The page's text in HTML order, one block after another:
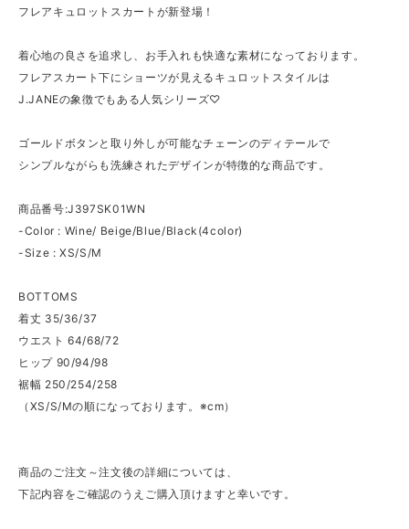
フレアキュロットスカートが新登場！
着心地の良さを追求し、お手入れも快適な素材になっております。
フレアスカート下にショーツが見えるキュロットスタイルは
J.JANEの象徴でもある人気シリーズ♡
ゴールドボタンと取り外しが可能なチェーンのディテールで
シンプルながらも洗練されたデザインが特徴的な商品です。
商品番号:J397SK01WN
-Color : Wine/ Beige/Blue/Black(4color)
-Size : XS/S/M
BOTTOMS
着丈 35/36/37
ウエスト 64/68/72
ヒップ 90/94/98
裾幅 250/254/258
（XS/S/Mの順になっております。※cm）
商品のご注文～注文後の詳細については、
下記内容をご確認のうえご購入頂けますと幸いです。